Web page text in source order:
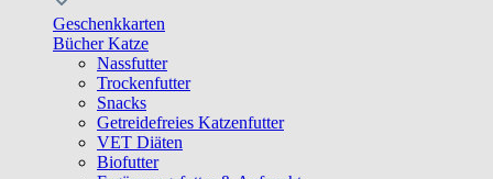
Geschenkkarten
Bücher Katze
Nassfutter
Trockenfutter
Snacks
Getreidefreies Katzenfutter
VET Diäten
Biofutter